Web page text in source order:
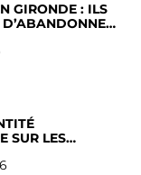
GIRONDE : ILS
SUR LES